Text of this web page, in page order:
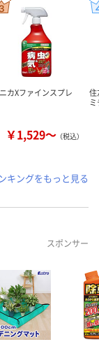
カXファインスプレ
￥1,529～ （税込）
住
キングをもっと見る
スポンサー